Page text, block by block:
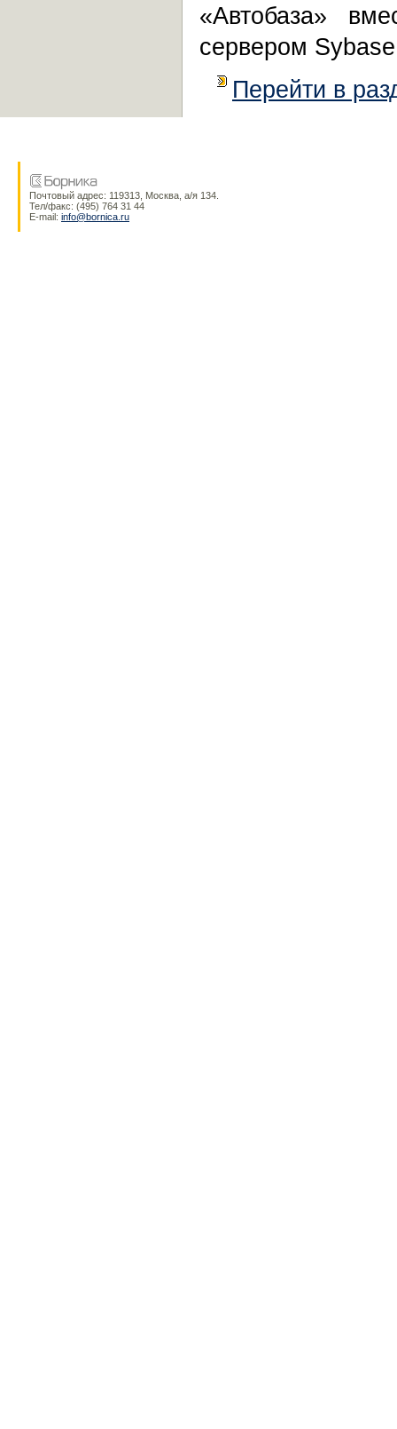
«Автобаза»
сервером
Перейти в
Почтовый адрес: 119313, Москва, а/я 134.
Тел/факс: (495) 764 31 44
E-mail: info@bornica.ru